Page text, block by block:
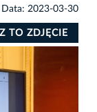
Data: 2023-03-30
TO ZDJĘCIE